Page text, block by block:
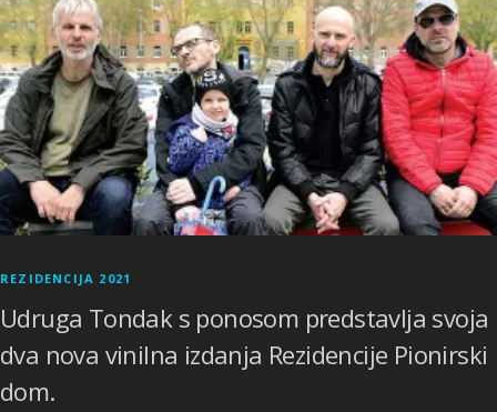
REZIDENCIJA 2021
Udruga Tondak s ponosom predstavlja svoja
dva nova vinilna izdanja Rezidencije Pionirski
dom.